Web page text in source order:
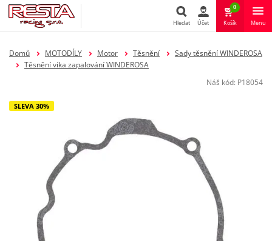
Hledat
Hledat Účet
0
Košík Menu
Domů MOTODÍLY Motor Těsnění
Sady těsnění WINDEROSA
Těsnění víka zapalování WINDEROSA
Náš kód: P18054
SLEVA 30%